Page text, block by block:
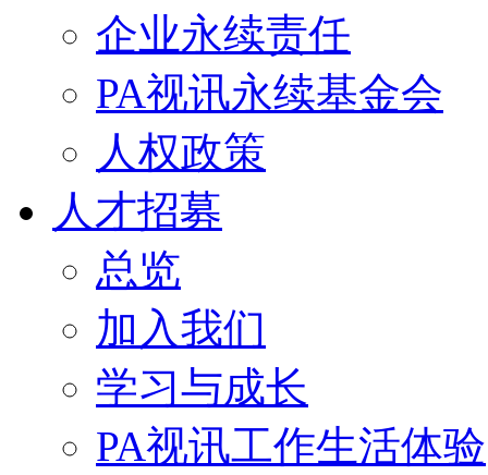
企业永续责任
PA视讯永续基金会
人权政策
人才招募
总览
加入我们
学习与成长
PA视讯工作生活体验